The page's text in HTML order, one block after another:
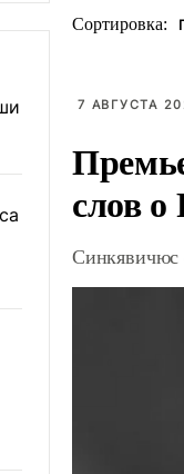
Сортировка:
7 АВГУСТА
слов о
Синкявичюс